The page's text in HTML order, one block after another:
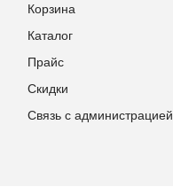
Корзина
Каталог
Прайс
Скидки
Связь с администрацией